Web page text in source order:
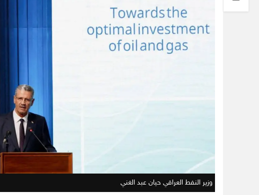
وزير النفط العراقي حيان عبد الغني